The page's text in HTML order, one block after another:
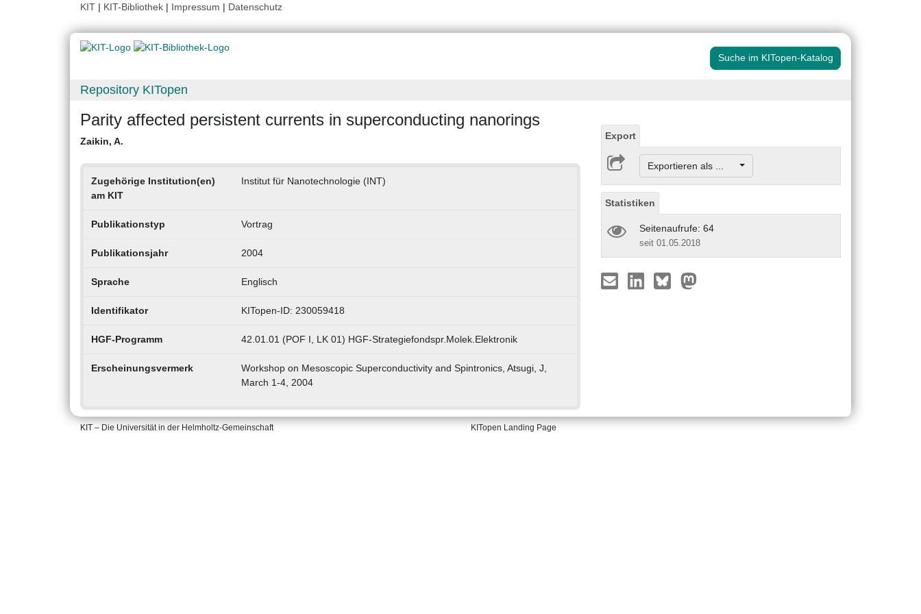
KIT | KIT-Bibliothek | Impressum | Datenschutz
Suche im KITopen-Katalog
Repository KITopen
Parity affected persistent currents in superconducting nanorings
Zaikin, A.
Zugehörige Institution(en)
am KIT
Institut für Nanotechnologie (INT)
Publikationstyp Vortrag
Publikationsjahr 2004
Sprache Englisch
Identifikator KITopen-ID: 230059418
HGF-Programm 42.01.01 (POF I, LK 01) HGF-Strategiefondspr.Molek.Elektronik
Erscheinungsvermerk
Workshop on Mesoscopic Superconductivity and Spintronics, Atsugi, J,
March 1-4, 2004
Export
Exportieren als ...
Statistiken
Seitenaufrufe: 64
seit 01.05.2018
KIT – Die Universität in der Helmholtz-Gemeinschaft KITopen Landing Page